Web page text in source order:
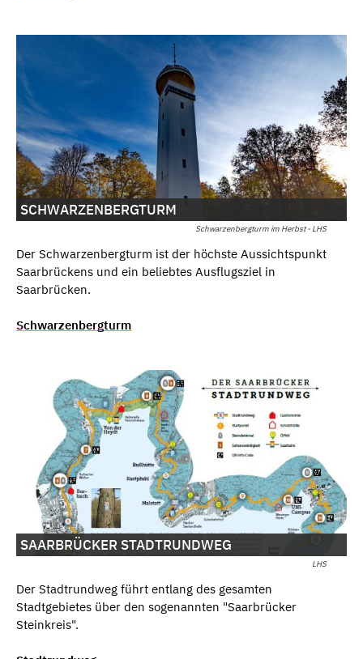
Schwarzenbergturm im Herbst - LHS
SCHWARZENBERGTURM
Der Schwarzenbergturm ist der höchste Aussichtspunkt
Saarbrückens und ein beliebtes Ausflugsziel in
Saarbrücken.
Schwarzenbergturm
LHS
SAARBRÜCKER STADTRUNDWEG
Der Stadtrundweg führt entlang des gesamten
Stadtgebietes über den sogenannten "Saarbrücker
Steinkreis".